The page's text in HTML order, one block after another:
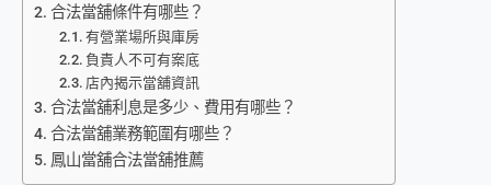
合法當舖條件有哪些？
有營業場所與庫房
負責人不可有案底
店內揭示當舖資訊
合法當舖利息是多少、費用有哪些？
合法當舖業務範圍有哪些？
鳳山當舖合法當舖推薦